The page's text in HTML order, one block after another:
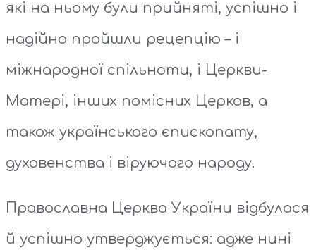
які на ньому були прийняті, успішно і
надійно пройшли рецепцію – і
міжнародної спільноти, і Церкви-
Матері, інших помісних Церков, а
також українського єпископату,
духовенства і віруючого народу.
Православна Церква України відбулася
й успішно утверджується: адже нині